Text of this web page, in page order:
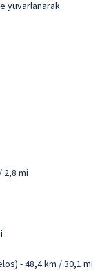
yuvarlanarak
2,8 mi
- 48,4 km / 30,1 mi